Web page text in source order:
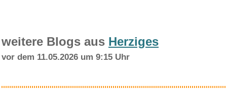
weitere Blogs aus Herziges
vor dem 11.05.2026 um 9:15 Uhr